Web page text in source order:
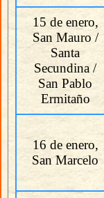
15 de enero,
San Mauro /
Santa
Secundina /
San Pablo
Ermitaño
16 de enero,
San Marcelo